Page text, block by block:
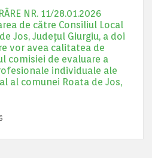
NR. 11/28.01.2026
de către Consiliul Local
Jos, Județul Giurgiu, a doi
vor avea calitatea de
comisiei de evaluare a
individuale ale
al comunei Roata de Jos,